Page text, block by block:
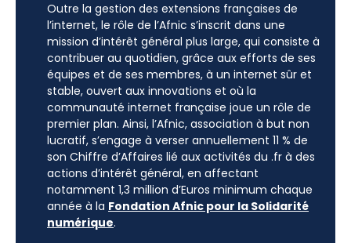
Outre la gestion des extensions françaises de
l’internet, le rôle de l’Afnic s’inscrit dans une
mission d’intérêt général plus large, qui consiste à
contribuer au quotidien, grâce aux efforts de ses
équipes et de ses membres, à un internet sûr et
stable, ouvert aux innovations et où la
communauté internet française joue un rôle de
premier plan. Ainsi, l’Afnic, association à but non
lucratif, s’engage à verser annuellement 11 % de
son Chiffre d’Affaires lié aux activités du .fr à des
actions d’intérêt général, en affectant
notamment 1,3 million d’Euros minimum chaque
année à la Fondation Afnic pour la Solidarité
numérique.